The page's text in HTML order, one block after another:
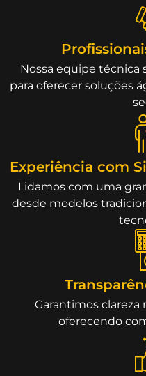
Nossa equipe técnica
para oferecer soluções
Experiência com
Lidamos com uma
desde modelos
Garantimos clareza
oferecendo